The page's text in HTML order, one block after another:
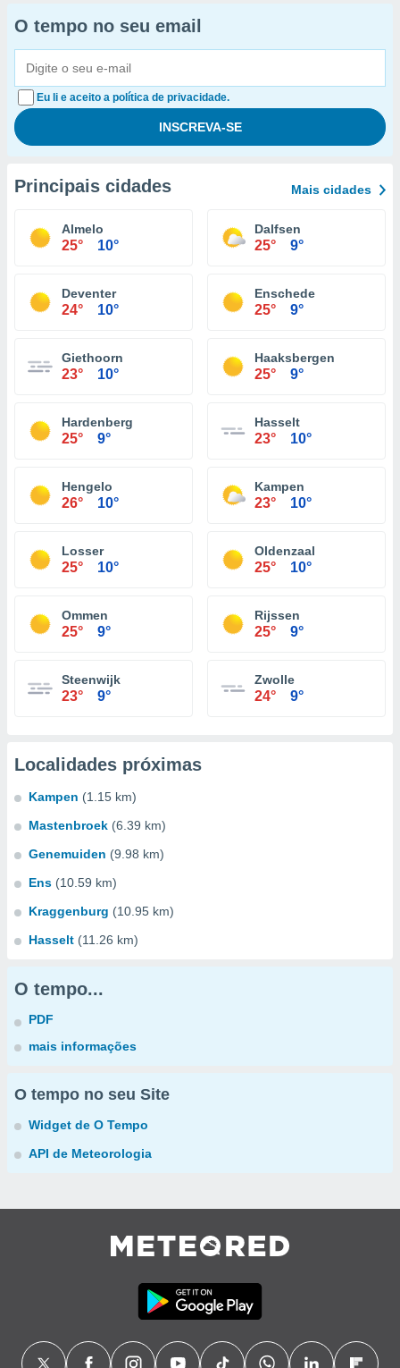
O tempo no seu email
Eu li e aceito a política de privacidade.
Principais cidades Mais cidades
Almelo
25° 10°
Dalfsen
25° 9°
Deventer
24° 10°
Enschede
25° 9°
Giethoorn
23° 10°
Haaksbergen
25° 9°
Hardenberg
25° 9°
Hasselt
23° 10°
Hengelo
26° 10°
Kampen
23° 10°
Losser
25° 10°
Oldenzaal
25° 10°
Ommen
25° 9°
Rijssen
25° 9°
Steenwijk
23° 9°
Zwolle
24° 9°
Localidades próximas
Kampen (1.15 km)
Mastenbroek (6.39 km)
Genemuiden (9.98 km)
Ens (10.59 km)
Kraggenburg (10.95 km)
Hasselt (11.26 km)
O tempo...
PDF
mais informações
O tempo no seu Site
Widget de O Tempo
API de Meteorologia